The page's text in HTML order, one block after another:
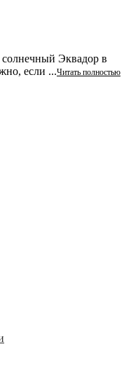
солнечный Эквадор в
если ...Читать полностью